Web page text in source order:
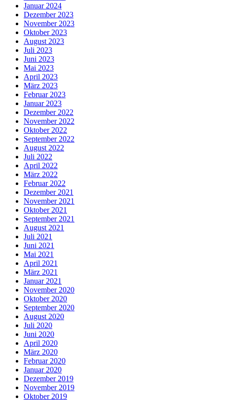
Januar 2024
Dezember 2023
November 2023
Oktober 2023
August 2023
Juli 2023
Juni 2023
Mai 2023
April 2023
März 2023
Februar 2023
Januar 2023
Dezember 2022
November 2022
Oktober 2022
September 2022
August 2022
Juli 2022
April 2022
März 2022
Februar 2022
Dezember 2021
November 2021
Oktober 2021
September 2021
August 2021
Juli 2021
Juni 2021
Mai 2021
April 2021
März 2021
Januar 2021
November 2020
Oktober 2020
September 2020
August 2020
Juli 2020
Juni 2020
April 2020
März 2020
Februar 2020
Januar 2020
Dezember 2019
November 2019
Oktober 2019